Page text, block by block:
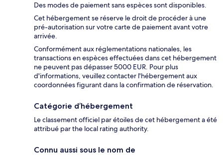
Des modes de paiement sans espèces sont disponibles.
Cet hébergement se réserve le droit de procéder à une
pré-autorisation sur votre carte de paiement avant votre
arrivée.
Conformément aux réglementations nationales, les
transactions en espèces effectuées dans cet hébergement
ne peuvent pas dépasser 5000 EUR. Pour plus
d'informations, veuillez contacter l'hébergement aux
coordonnées figurant dans la confirmation de réservation.
Catégorie d’hébergement
Le classement officiel par étoiles de cet hébergement a été
attribué par the local rating authority.
Connu aussi sous le nom de